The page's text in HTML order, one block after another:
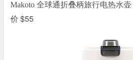
Makoto 全球通折叠柄旅行电热水壶
价 $55